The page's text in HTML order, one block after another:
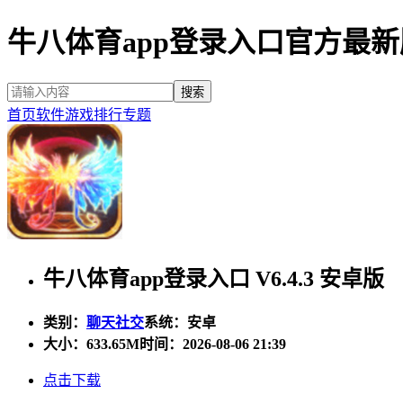
牛八体育app登录入口官方最
首页软件游戏排行专题
牛八体育app登录入口 V6.4.3 安卓版
类别： 聊天社交系统：安卓
大小： 633.65M时间：2026-08-06 21:39
点击下载